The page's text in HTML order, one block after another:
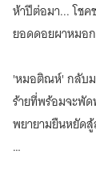
ห้าปีต่อมา... โชค
ยอดดอยผาหมอ
'หมอติณห์' กลับม
ร้ายที่พร้อมจะพั
พยายามยืนหยัด